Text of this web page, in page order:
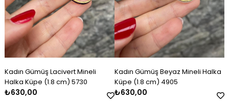
Kadın Gümüş Lacivert Mineli
Halka Küpe (1.8 cm) 5730
₺630,00
Kadın Gümüş Beyaz Mineli Halka
Küpe (1.8 cm) 4905
₺630,00